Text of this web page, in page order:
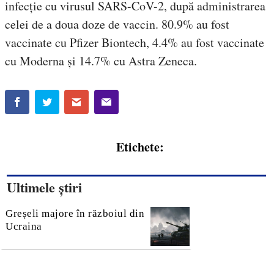
infecție cu virusul SARS-CoV-2, după administrarea
celei de a doua doze de vaccin. 80.9% au fost
vaccinate cu Pfizer Biontech, 4.4% au fost vaccinate
cu Moderna și 14.7% cu Astra Zeneca.
Etichete:
Ultimele știri
Greșeli majore în războiul din
Ucraina